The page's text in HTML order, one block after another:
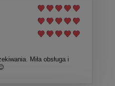
Miła obsługa i